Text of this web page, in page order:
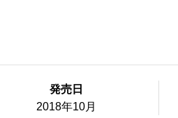
発売日
2018年10月